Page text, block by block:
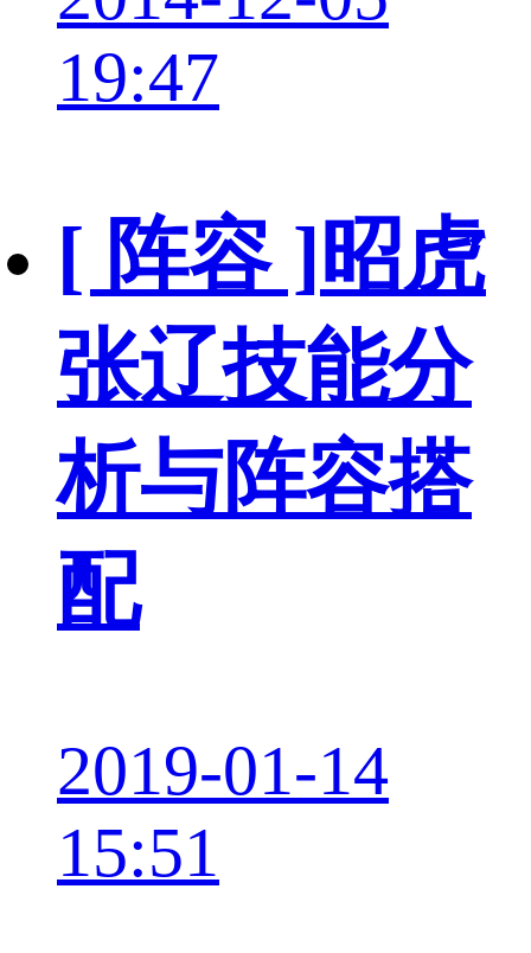
19:47
[ 阵容 ]昭虎
张辽技能分
析与阵容搭
配
2019-01-14
15:51